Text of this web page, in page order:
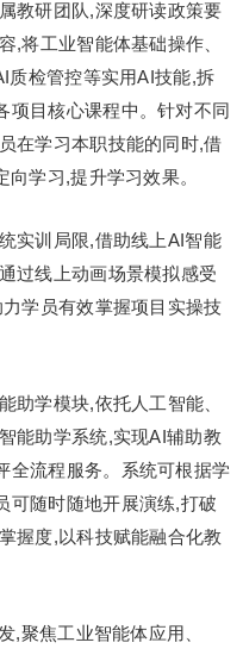
教研团队,深度研读政策要
,将工业智能体基础操作、
质检管控等实用AI技能,拆
项目核心课程中。针对不同
在学习本职技能的同时,借
学习,提升学习效果。
实训局限,借助线上AI智能
过线上动画场景模拟感受
学员有效掌握项目实操技
助学模块,依托人工智能、
能助学系统,实现AI辅助教
全流程服务。系统可根据学
可随时随地开展演练,打破
握度,以科技赋能融合化教
,聚焦工业智能体应用、